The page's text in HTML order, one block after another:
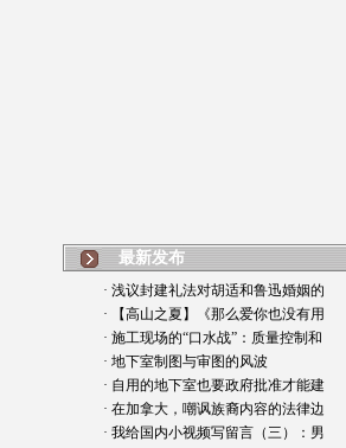
最新发布
· 浅议封建礼法对胡适和鲁迅婚姻的
· 【高山之夏】《那么爱你也没有用
· 施工现场的“口水战”：质量控制和
· 地下室制图与审图的风波
· 自用的地下室也要政府批准才能建
· 在加拿大，嘲讽族裔内容的法律边
· 我给国内小视频写留言（三）：男